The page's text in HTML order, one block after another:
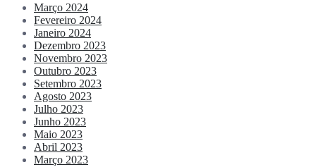
Março 2024
Fevereiro 2024
Janeiro 2024
Dezembro 2023
Novembro 2023
Outubro 2023
Setembro 2023
Agosto 2023
Julho 2023
Junho 2023
Maio 2023
Abril 2023
Março 2023